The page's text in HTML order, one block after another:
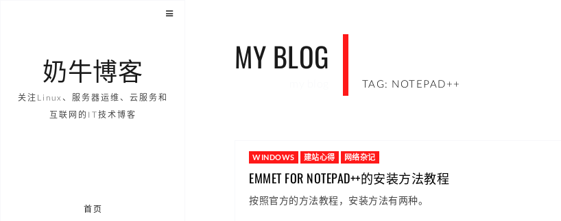
奶牛博客
关注Linux、服务器运维、云服务和
互联网的IT技术博客
首页
MY BLOG
TAG: NOTEPAD++
WINDOWS 建站心得 网络杂记
EMMET FOR NOTEPAD++的安装方法教程
按照官方的方法教程，安装方法有两种。